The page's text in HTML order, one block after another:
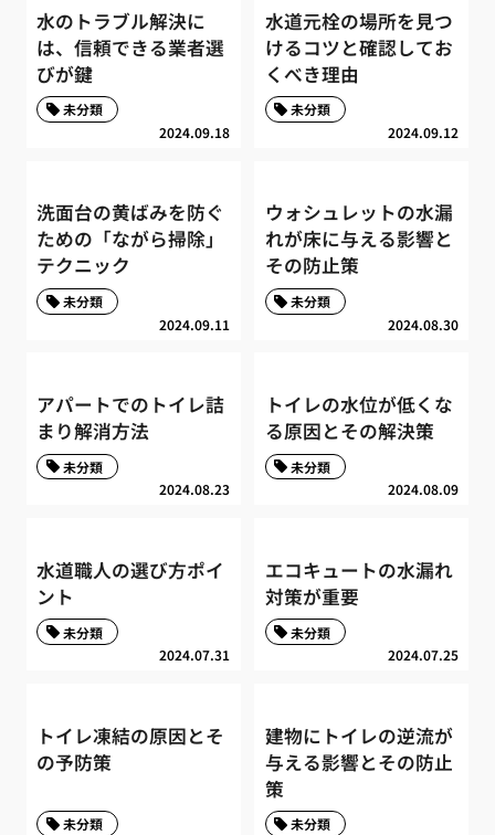
水のトラブル解決に
は、信頼できる業者選
びが鍵
2024.09.18
未分類
水道元栓の場所を見つ
けるコツと確認してお
くべき理由
2024.09.12
未分類
洗面台の黄ばみを防ぐ
ための「ながら掃除」
テクニック
2024.09.11
未分類
ウォシュレットの水漏
れが床に与える影響と
その防止策
2024.08.30
未分類
アパートでのトイレ詰
まり解消方法
2024.08.23
未分類
トイレの水位が低くな
る原因とその解決策
2024.08.09
未分類
水道職人の選び方ポイ
ント
2024.07.31
未分類
エコキュートの水漏れ
対策が重要
2024.07.25
未分類
トイレ凍結の原因とそ
の予防策
未分類
建物にトイレの逆流が
与える影響とその防止
策
未分類